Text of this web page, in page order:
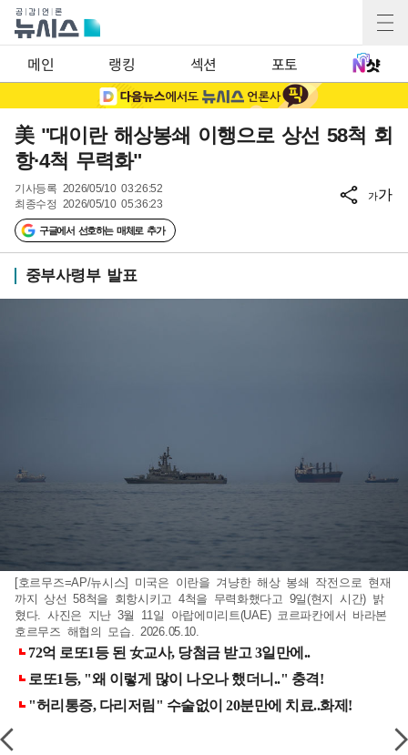
메인 랭킹 섹션 포토
美 "대이란 해상봉쇄 이행으로 상선 58척 회
항·4척 무력화"
기사등록 2026/05/10 03:26:52
최종수정 2026/05/10 05:36:23
구글에서 선호하는 매체로 추가
가가
중부사령부 발표
[호르무즈=AP/뉴시스] 미국은 이란을 겨냥한 해상 봉쇄 작전으로 현재
까지 상선 58척을 회항시키고 4척을 무력화했다고 9일(현지 시간) 밝
혔다. 사진은 지난 3월 11일 아랍에미리트(UAE) 코르파칸에서 바라본
호르무즈 해협의 모습. 2026.05.10.